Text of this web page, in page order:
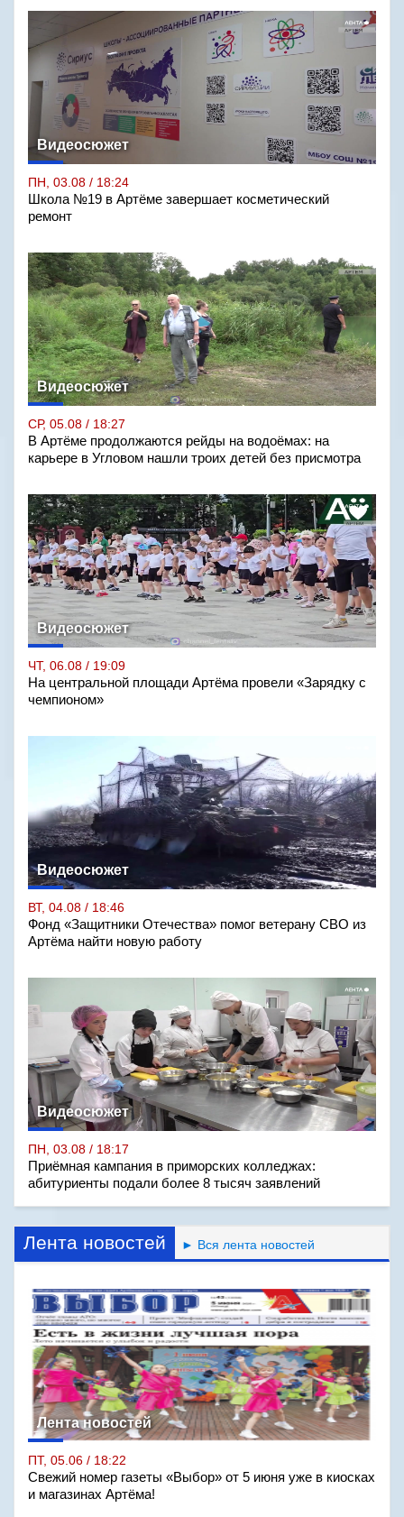
Видеосюжет
ПН, 03.08 / 18:24
Школа №19 в Артёме завершает косметический
ремонт
Видеосюжет
СР, 05.08 / 18:27
В Артёме продолжаются рейды на водоёмах: на
карьере в Угловом нашли троих детей без присмотра
Видеосюжет
ЧТ, 06.08 / 19:09
На центральной площади Артёма провели «Зарядку с
чемпионом»
Видеосюжет
ВТ, 04.08 / 18:46
Фонд «Защитники Отечества» помог ветерану СВО из
Артёма найти новую работу
Видеосюжет
ПН, 03.08 / 18:17
Приёмная кампания в приморских колледжах:
абитуриенты подали более 8 тысяч заявлений
Лента новостей ► Вся лента новостей
Лента новостей
ПТ, 05.06 / 18:22
Свежий номер газеты «Выбор» от 5 июня уже в киосках
и магазинах Артёма!